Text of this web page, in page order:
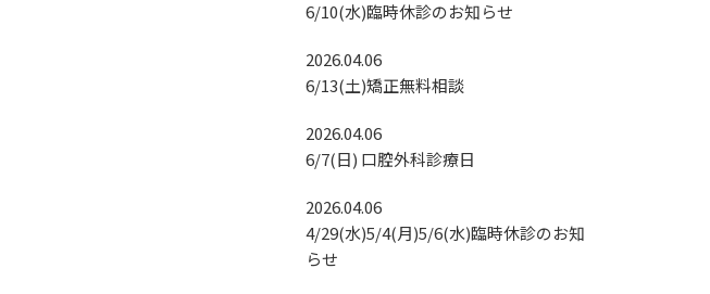
6/10(水)臨時休診のお知らせ
2026.04.06
6/13(土)矯正無料相談
2026.04.06
6/7(日) 口腔外科診療日
2026.04.06
4/29(水)5/4(月)5/6(水)臨時休診のお知
らせ